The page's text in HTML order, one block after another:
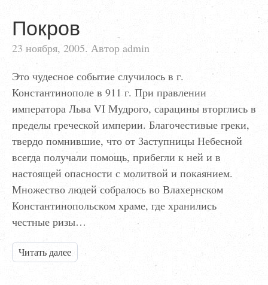
Покров
23 ноября, 2005. Автор admin
Это чудесное событие случилось в г.
Константинополе в 911 г. При правлении
императора Льва VI Мудрого, сарацины вторглись в
пределы греческой империи. Благочестивые греки,
твердо помнившие, что от Заступницы Небесной
всегда получали помощь, прибегли к ней и в
настоящей опасности с молитвой и покаянием.
Множество людей собралось во Влахернском
Константинопольском храме, где хранились
честные ризы…
Читать далее